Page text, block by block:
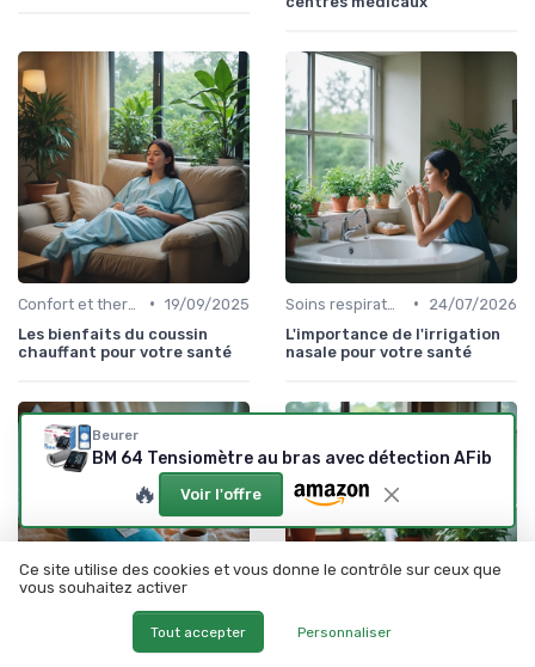
• 19/09/2025
Les bienfaits du coussin
chauffant pour votre santé
•
24/07/2026
L'importance de l'irrigation
nasale pour votre santé
Confort et thermothérapie • 19/09/2025
Beurer
BM 64 Tensiomètre au bras avec détection AFib
🔥 Voir l'offre
Ce site utilise des cookies et vous donne le contrôle sur ceux que
vous souhaitez activer
Tout accepter Personnaliser